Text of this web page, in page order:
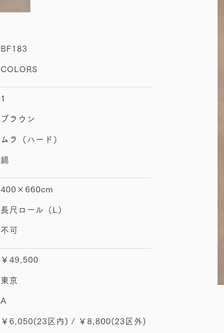
BF183
COLORS
1
ブラウン
ムラ（ハード）
綿
400×660cm
長尺ロール（L）
不可
￥49,500
東京
A
￥6,050(23区内) / ￥8,800(23区外)